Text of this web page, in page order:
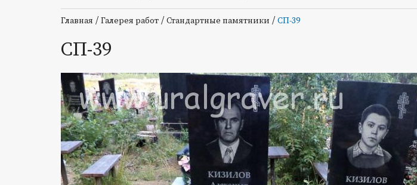
Главная / Галерея работ / Стандартные памятники / СП-39
СП-39